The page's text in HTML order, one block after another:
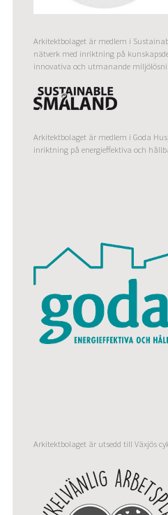
Arkitektbolaget är medlem i
nätverk med inriktning på
innovativa och utmanande
Arkitektbolaget är medlem i Goda
inriktning på energieffektiva och
Arkitektbolaget är utsedd till Växjös